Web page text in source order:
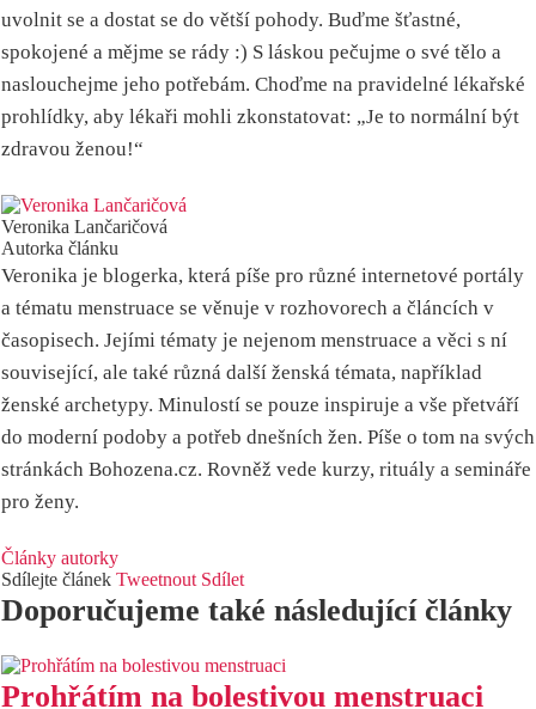
uvolnit se a dostat se do větší pohody. Buďme šťastné,
spokojené a mějme se rády :) S láskou pečujme o své tělo a
naslouchejme jeho potřebám. Choďme na pravidelné lékařské
prohlídky, aby lékaři mohli zkonstatovat: „Je to normální být
zdravou ženou!“
Veronika Lančaričová
Autorka článku
Veronika je blogerka, která píše pro různé internetové portály
a tématu menstruace se věnuje v rozhovorech a článcích v
časopisech. Jejími tématy je nejenom menstruace a věci s ní
související, ale také různá další ženská témata, například
ženské archetypy. Minulostí se pouze inspiruje a vše přetváří
do moderní podoby a potřeb dnešních žen. Píše o tom na svých
stránkách Bohozena.cz. Rovněž vede kurzy, rituály a semináře
pro ženy.
Články autorky
Sdílejte článek Tweetnout Sdílet
Doporučujeme také následující články
Prohřátím na bolestivou menstruaci